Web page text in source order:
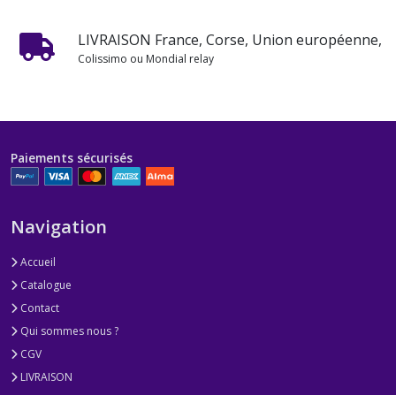
LIVRAISON France, Corse, Union européenne,
Colissimo ou Mondial relay
Paiements sécurisés
Navigation
Accueil
Catalogue
Contact
Qui sommes nous ?
CGV
LIVRAISON